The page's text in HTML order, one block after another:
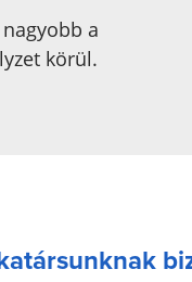
a
körül.